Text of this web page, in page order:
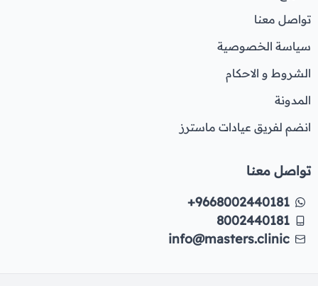
تواصل معنا
سياسة الخصوصية
الشروط و الاحكام
المدونة
انضم لفريق عيادات ماسترز
تواصل معنا
+9668002440181
8002440181
info@masters.clinic